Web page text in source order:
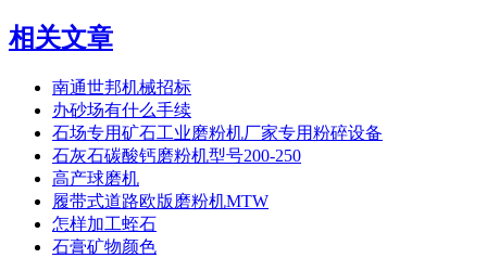
相关文章
南通世邦机械招标
办砂场有什么手续
石场专用矿石工业磨粉机厂家专用粉碎设备
石灰石碳酸钙磨粉机型号200-250
高产球磨机
履带式道路欧版磨粉机MTW
怎样加工蛭石
石膏矿物颜色